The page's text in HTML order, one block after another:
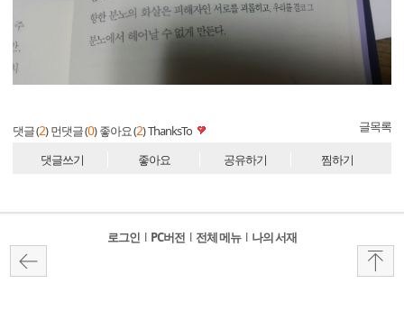
댓글 (2) 먼댓글 (0) 좋아요 (2)ThanksTo 글목록
댓글쓰기 좋아요 공유하기 찜하기
로그인 l PC버전 l 전체 메뉴 l 나의 서재